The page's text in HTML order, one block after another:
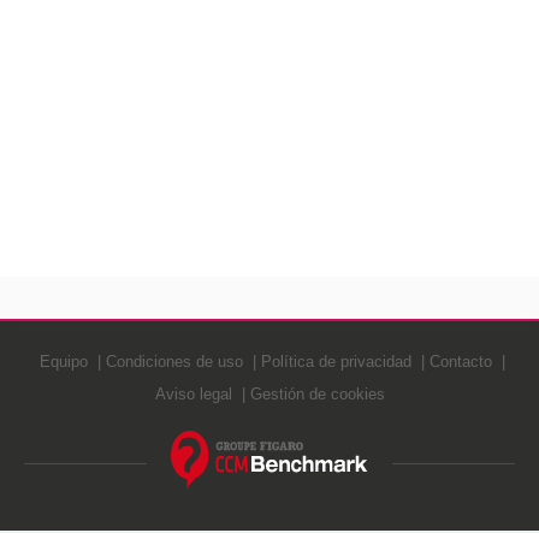
Equipo Condiciones de uso Política de privacidad
Contacto
Aviso legal
Gestión de cookies